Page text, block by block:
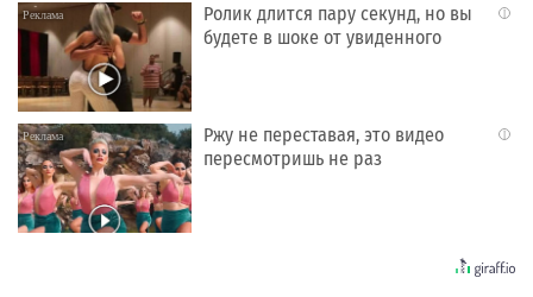
i
Ролик длится пару секунд, но вы
будете в шоке от увиденного
i
Ржу не переставая, это видео
пересмотришь не раз